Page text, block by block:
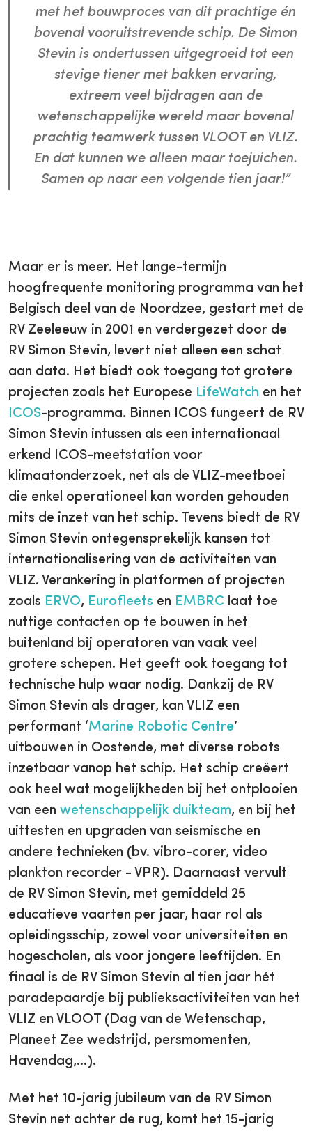
met het bouwproces van dit prachtige én
bovenal vooruitstrevende schip. De Simon
Stevin is ondertussen uitgegroeid tot een
stevige tiener met bakken ervaring,
extreem veel bijdragen aan de
wetenschappelijke wereld maar bovenal
prachtig teamwerk tussen VLOOT en VLIZ.
En dat kunnen we alleen maar toejuichen.
Samen op naar een volgende tien jaar!”
Maar er is meer. Het lange-termijn
hoogfrequente monitoring programma van het
Belgisch deel van de Noordzee, gestart met de
RV Zeeleeuw in 2001 en verdergezet door de
RV Simon Stevin, levert niet alleen een schat
aan data. Het biedt ook toegang tot grotere
projecten zoals het Europese LifeWatch en het
ICOS-programma. Binnen ICOS fungeert de RV
Simon Stevin intussen als een internationaal
erkend ICOS-meetstation voor
klimaatonderzoek, net als de VLIZ-meetboei
die enkel operationeel kan worden gehouden
mits de inzet van het schip. Tevens biedt de RV
Simon Stevin ontegensprekelijk kansen tot
internationalisering van de activiteiten van
VLIZ. Verankering in platformen of projecten
zoals ERVO, Eurofleets en EMBRC laat toe
nuttige contacten op te bouwen in het
buitenland bij operatoren van vaak veel
grotere schepen. Het geeft ook toegang tot
technische hulp waar nodig. Dankzij de RV
Simon Stevin als drager, kan VLIZ een
performant ‘Marine Robotic Centre’
uitbouwen in Oostende, met diverse robots
inzetbaar vanop het schip. Het schip creëert
ook heel wat mogelijkheden bij het ontplooien
van een wetenschappelijk duikteam, en bij het
uittesten en upgraden van seismische en
andere technieken (bv. vibro-corer, video
plankton recorder - VPR). Daarnaast vervult
de RV Simon Stevin, met gemiddeld 25
educatieve vaarten per jaar, haar rol als
opleidingsschip, zowel voor universiteiten en
hogescholen, als voor jongere leeftijden. En
finaal is de RV Simon Stevin al tien jaar hét
paradepaardje bij publieksactiviteiten van het
VLIZ en VLOOT (Dag van de Wetenschap,
Planeet Zee wedstrijd, persmomenten,
Havendag,…).
Met het 10-jarig jubileum van de RV Simon
Stevin net achter de rug, komt het 15-jarig